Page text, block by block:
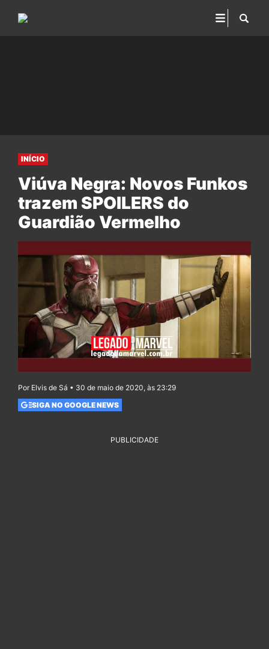
INÍCIO
Viúva Negra: Novos Funkos
trazem SPOILERS do
Guardião Vermelho
Por Elvis de Sá • 30 de maio de 2020, às 23:29
SIGA NO GOOGLE NEWS
PUBLICIDADE